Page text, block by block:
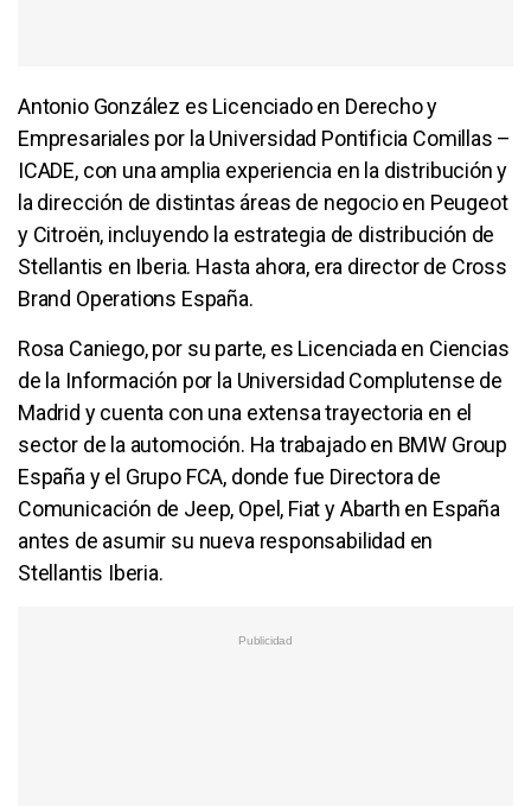
Antonio González es Licenciado en Derecho y
Empresariales por la Universidad Pontificia Comillas –
ICADE, con una amplia experiencia en la distribución y
la dirección de distintas áreas de negocio en Peugeot
y Citroën, incluyendo la estrategia de distribución de
Stellantis en Iberia. Hasta ahora, era director de Cross
Brand Operations España.
Rosa Caniego, por su parte, es Licenciada en Ciencias
de la Información por la Universidad Complutense de
Madrid y cuenta con una extensa trayectoria en el
sector de la automoción. Ha trabajado en BMW Group
España y el Grupo FCA, donde fue Directora de
Comunicación de Jeep, Opel, Fiat y Abarth en España
antes de asumir su nueva responsabilidad en
Stellantis Iberia.